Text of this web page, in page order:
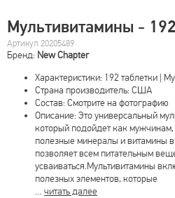
Мультивитамины -
Артикул 20205489
Бренд: New Chapter
Характеристики: 192 таблетки |
Страна производитель: США
Состав: Смотрите на фотографию
Описание: Это универсальный
который подойдет как
полезные минералы и витамины
позволяет всем питательным
усваиваться.Мультивитамины
полезных элементов, которые
… читать далее